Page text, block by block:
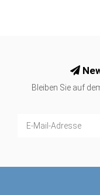
Bleiben Sie auf